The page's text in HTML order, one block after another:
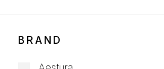
BRAND